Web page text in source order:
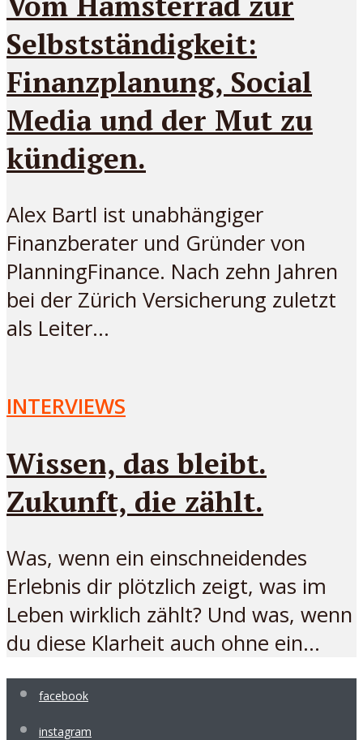
Selbstständigkeit:
Finanzplanung, Social
Media und der Mut zu
kündigen.
Alex Bartl ist unabhängiger
Finanzberater und Gründer von
PlanningFinance. Nach zehn Jahren
bei der Zürich Versicherung zuletzt
als Leiter...
INTERVIEWS
Wissen, das bleibt.
Zukunft, die zählt.
Was, wenn ein einschneidendes
Erlebnis dir plötzlich zeigt, was im
Leben wirklich zählt? Und was, wenn
du diese Klarheit auch ohne ein...
facebook
instagram